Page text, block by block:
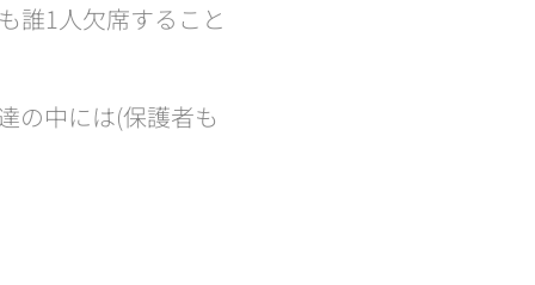
誰1人欠席すること
の中には(保護者も